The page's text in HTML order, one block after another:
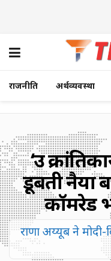
राजनीति अर्थव्यवस्था
‘उग्र
डूबती नैया
कॉमरेड
राणा अय्यूब ने